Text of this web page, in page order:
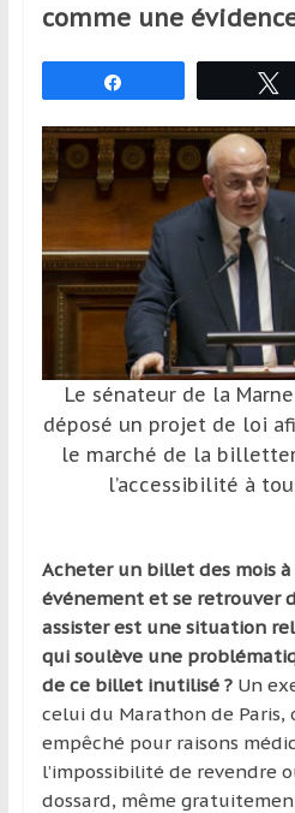
en
France
l’étranger
pour
assouvir
leur
passion,
tout
profitant
découverte
pays
d’une
région
comme une
Le sénateur de la
déposé un projet de loi
le marché de la
l’accessibilité à
Acheter un billet des mois à
événement et se retrouver
assister est une situation
qui soulève une
de ce billet inutilisé ?Un
celui du Marathon de Paris,
empêché pour raisons
l’impossibilité de revendre
dossard, même